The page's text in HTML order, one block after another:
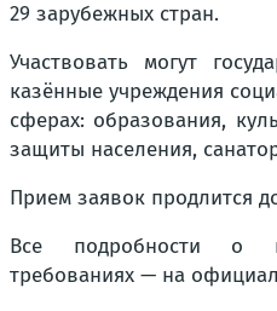
29 зарубежных стран.
Участвовать могут
казённые учреждения
сферах: образования,
защиты населения,
Прием заявок продлится
Все подробности о
требованиях — на